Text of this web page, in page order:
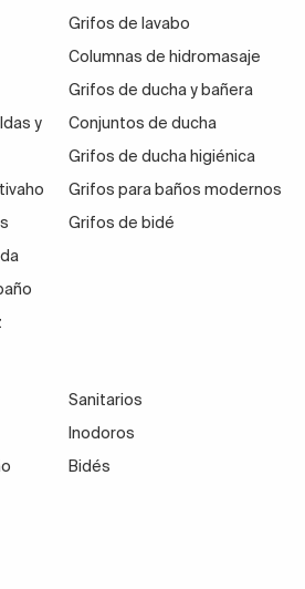
y
Grifos de lavabo
Columnas de hidromasaje
Grifos de ducha y bañera
Conjuntos de ducha
Grifos de ducha higiénica
Grifos para baños modernos
Grifos de bidé
Sanitarios
Inodoros
Bidés